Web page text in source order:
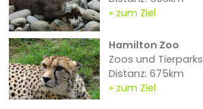
zum Ziel
Hamilton Zoo
Zoos und Tierparks
Distanz: 675km
zum Ziel